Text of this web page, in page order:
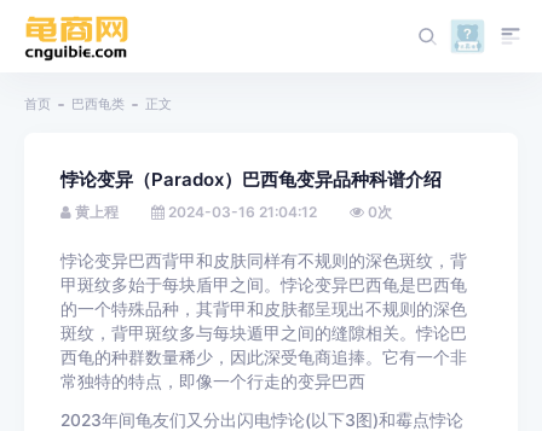
首页 巴西龟类 正文
悖论变异（Paradox）巴西龟变异品种科谱介绍
黄上程 2024-03-16 21:04:12 0次
悖论变异巴西背甲和皮肤同样有不规则的深色斑纹，背
甲斑纹多始于每块盾甲之间。悖论变异巴西龟是巴西龟
的一个特殊品种，其背甲和皮肤都呈现出不规则的深色
斑纹，背甲斑纹多与每块遁甲之间的缝隙相关。悖论巴
西龟的种群数量稀少，因此深受龟商追捧。它有一个非
常独特的特点，即像一个行走的变异巴西
2023年间龟友们又分出闪电悖论(以下3图)和霉点悖论